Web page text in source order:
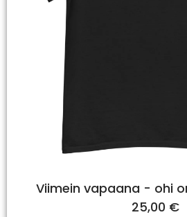
Viimein vapaana - ohi
25,00 €